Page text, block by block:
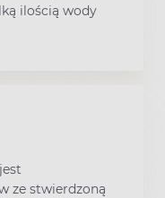
ilością wody
ze stwierdzoną